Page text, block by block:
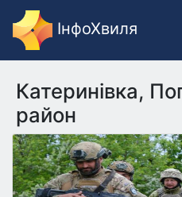
ІнфоХвиля
Катеринівка,
район